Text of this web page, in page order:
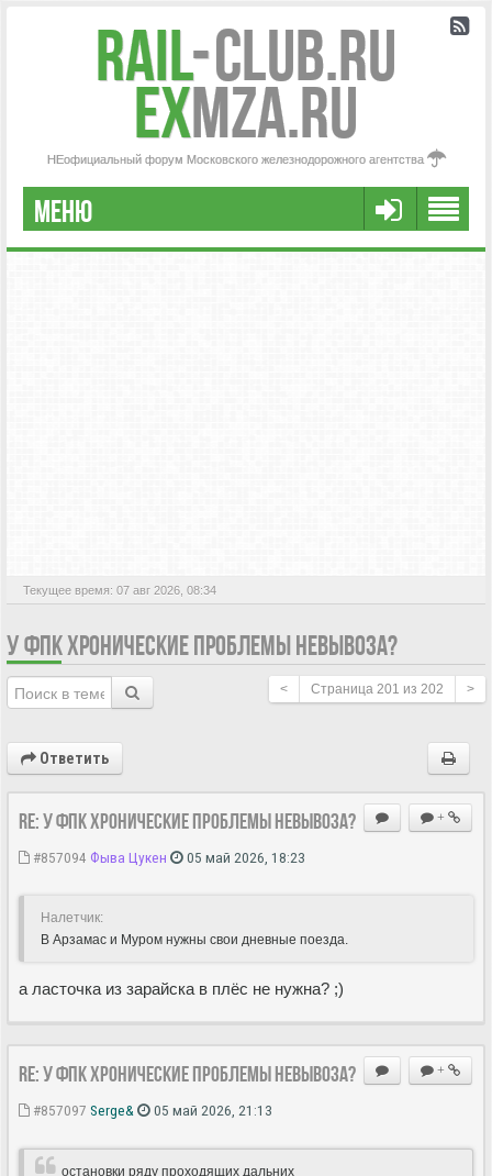
Rail-Club.RU
exMZA.RU
НЕофициальный форум Московского железнодорожного агентства
МЕНЮ
РЕГИСТРАЦИЯ
Текущее время: 07 авг 2026, 08:34
У ФПК ХРОНИЧЕСКИЕ ПРОБЛЕМЫ НЕВЫВОЗА?
< Страница 201 из 202 >
Ответить
+
Re: У ФПК хронические проблемы невывоза?
#857094 Фыва Цукен 05 май 2026, 18:23
Hалетчик:
В Арзамас и Муром нужны свои дневные поезда.
а ласточка из зарайска в плёс не нужна? ;)
+
Re: У ФПК хронические проблемы невывоза?
#857097 Serge& 05 май 2026, 21:13
остановки ряду проходящих дальних